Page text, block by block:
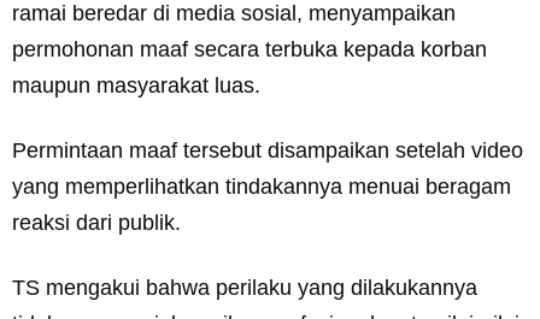
ramai beredar di media sosial, menyampaikan
permohonan maaf secara terbuka kepada korban
maupun masyarakat luas.
Permintaan maaf tersebut disampaikan setelah video
yang memperlihatkan tindakannya menuai beragam
reaksi dari publik.
TS mengakui bahwa perilaku yang dilakukannya